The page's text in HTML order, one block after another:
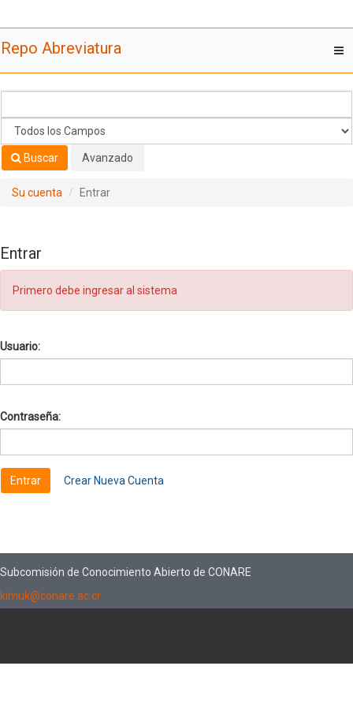
Repo Abreviatura
Buscar Avanzado
Su cuenta Entrar
Entrar
Primero debe ingresar al sistema
Usuario:
Contraseña:
Crear Nueva Cuenta
Subcomisión de Conocimiento Abierto de CONARE
kimuk@conare.ac.cr